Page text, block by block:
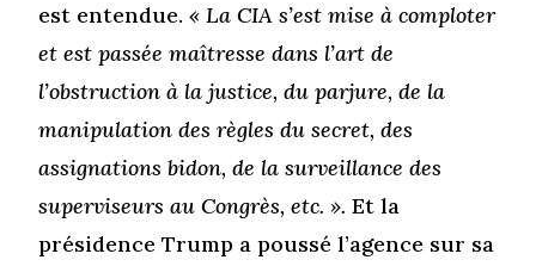
est entendue.« La CIA s’est mise à comploter
et est passée maîtresse dans l’art de
l’obstruction à la justice, du parjure, de la
manipulation des règles du secret, des
assignations bidon, de la surveillance des
superviseurs au Congrès, etc. ». Et la
présidence Trump a poussé l’agence sur sa